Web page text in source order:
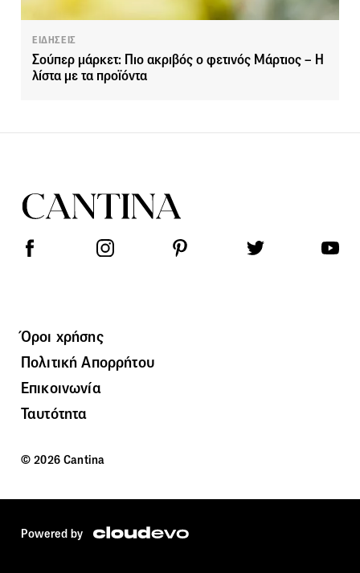
ΕΙΔΗΣΕΙΣ
Σούπερ μάρκετ: Πιο ακριβός ο φετινός Μάρτιος – Η
λίστα με τα προϊόντα
Όροι χρήσης
Πολιτική Απορρήτου
Επικοινωνία
Ταυτότητα
© 2026 Cantina
Powered by